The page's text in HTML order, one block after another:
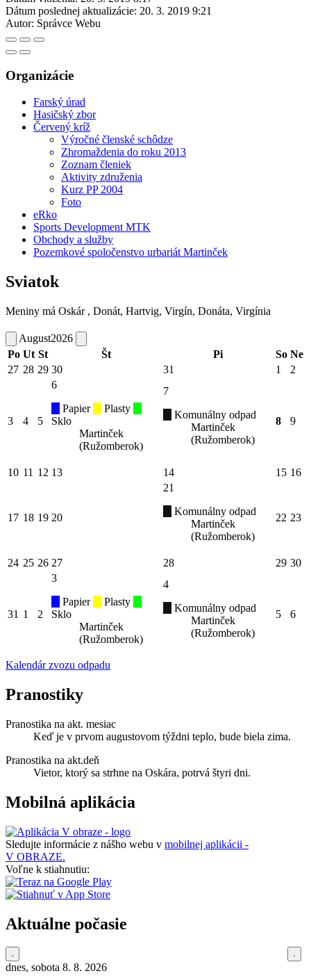
Dátum poslednej aktualizácie: 20. 3. 2019 9:21
Autor: Správce Webu
Organizácie
Farský úrad
Hasičský zbor
Červený kríž
Výročné členské schôdze
Zhromaždenia do roku 2013
Zoznam členiek
Aktivity združenia
Kurz PP 2004
Foto
eRko
Sports Development MTK
Obchody a služby
Pozemkové spoločenstvo urbariát Martinček
Sviatok
Meniny má Oskár , Donát, Hartvig, Virgín, Donáta, Virgínia
August2026
Po Ut St Št Pi So Ne
27 28 29 30 31 1 2
3 4 5
6
Papier
Plasty
Sklo
Martinček
(Ružomberok)
7
Komunálny odpad
Martinček
(Ružomberok)
8 9
10 11 12 13 14 15 16
17 18 19 20
21
Komunálny odpad
Martinček
(Ružomberok)
22 23
24 25 26 27 28 29 30
31 1 2
3
Papier
Plasty
Sklo
Martinček
(Ružomberok)
4
Komunálny odpad
Martinček
(Ružomberok)
5 6
Kalendár zvozu odpadu
Pranostiky
Pranostika na akt. mesiac
Keď je v prvom augustovom týždni teplo, bude biela zima.
Pranostika na akt.deň
Vietor, ktorý sa strhne na Oskára, potrvá štyri dni.
Mobilná aplikácia
Sledujte informácie z nášho webu v mobilnej aplikácii -
V OBRAZE.
Voľne k stiahnutiu:
Aktuálne počasie
dnes, sobota 8. 8. 2026